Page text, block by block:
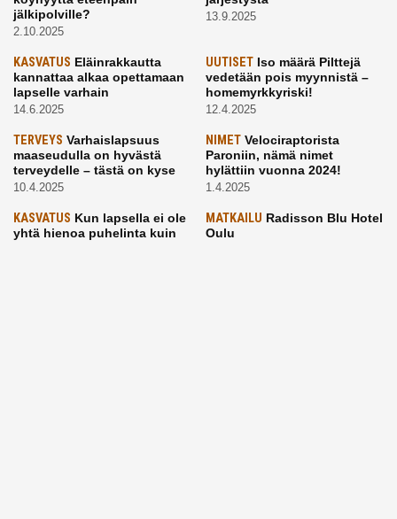
jälkipolville?
2.10.2025
13.9.2025
KASVATUS Eläinrakkautta
kannattaa alkaa opettamaan
lapselle varhain
14.6.2025
UUTISETIso määrä Pilttejä
vedetään pois myynnistä –
homemyrkkyriski!
12.4.2025
TERVEYS Varhaislapsuus
maaseudulla on hyvästä
terveydelle – tästä on kyse
10.4.2025
NIMETVelociraptorista
Paroniin, nämä nimet
hylättiin vuonna 2024!
1.4.2025
KASVATUS Kun lapsella ei ole
yhtä hienoa puhelinta kuin
MATKAILU Radisson Blu Hotel
Oulu